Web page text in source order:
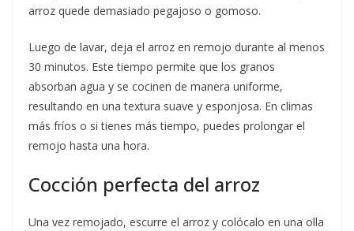
arroz quede demasiado pegajoso o gomoso.
Luego de lavar, deja el arroz en remojo durante al menos
30 minutos. Este tiempo permite que los granos
absorban agua y se cocinen de manera uniforme,
resultando en una textura suave y esponjosa. En climas
más fríos o si tienes más tiempo, puedes prolongar el
remojo hasta una hora.
Cocción perfecta del arroz
Una vez remojado, escurre el arroz y colócalo en una olla